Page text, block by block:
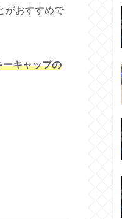
がおすすめで
ーキャップの